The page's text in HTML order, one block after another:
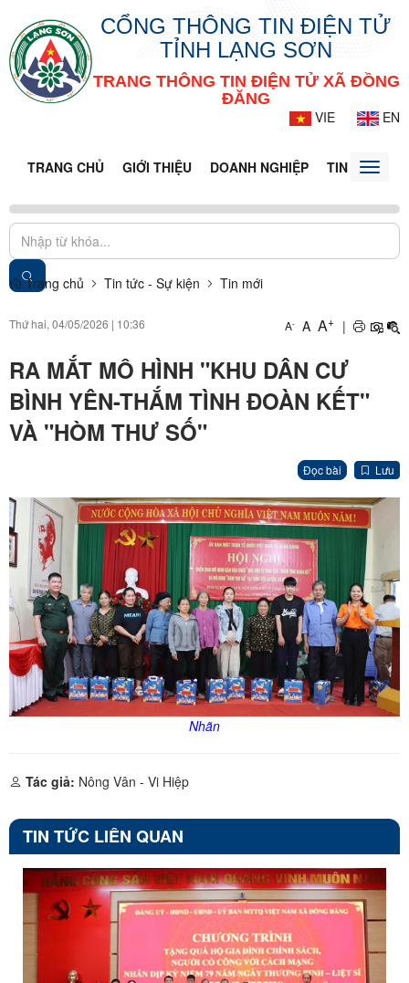
CỔNG THÔNG TIN ĐIỆN TỬ
TỈNH LẠNG SƠN
TRANG THÔNG TIN ĐIỆN TỬ XÃ ĐỒNG
ĐĂNG
VIE
EN
TRANG CHỦ GIỚI THIỆU DOANH NGHIỆP TIN TỨC -
Toggle
Trang chủ Tin tức - Sự kiện Tin mới
Thứ hai, 04/05/2026 | 10:36 A- A A+ |
RA MẮT MÔ HÌNH "KHU DÂN CƯ
BÌNH YÊN-THẮM TÌNH ĐOÀN KẾT"
VÀ "HÒM THƯ SỐ"
Đọc bài Lưu
Nhãn
Tác giả: Nông Vân - Vi Hiệp
TIN TỨC LIÊN QUAN